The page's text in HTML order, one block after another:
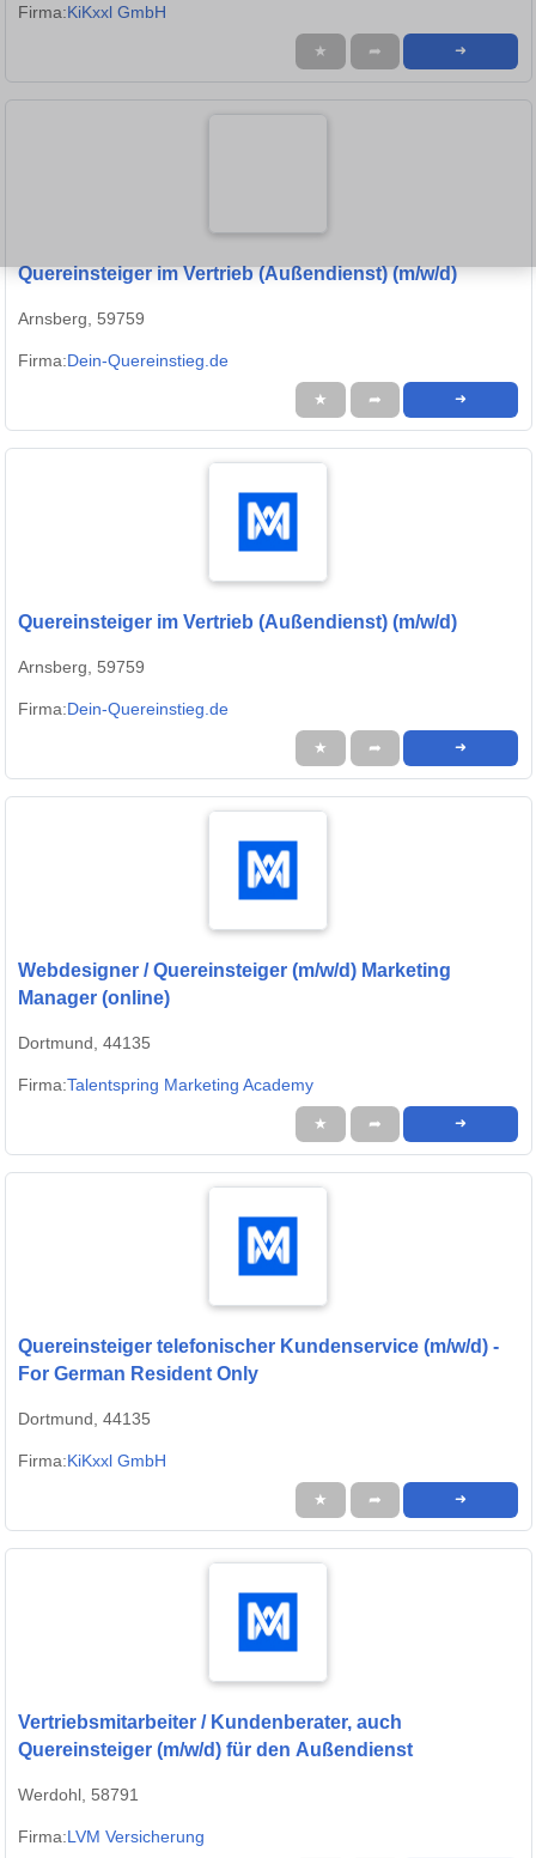
Firma:KiKxxl GmbH
★ ➦ ➜
Quereinsteiger im Vertrieb (Außendienst) (m/w/d)
Arnsberg, 59759
Firma:Dein-Quereinstieg.de
★ ➦ ➜
Quereinsteiger im Vertrieb (Außendienst) (m/w/d)
Arnsberg, 59759
Firma:Dein-Quereinstieg.de
★ ➦ ➜
Webdesigner / Quereinsteiger (m/w/d) Marketing
Manager (online)
Dortmund, 44135
Firma:Talentspring Marketing Academy
★ ➦ ➜
Quereinsteiger telefonischer Kundenservice (m/w/d) -
For German Resident Only
Dortmund, 44135
Firma:KiKxxl GmbH
★ ➦ ➜
Vertriebsmitarbeiter / Kundenberater, auch
Quereinsteiger (m/w/d) für den Außendienst
Werdohl, 58791
Firma:LVM Versicherung